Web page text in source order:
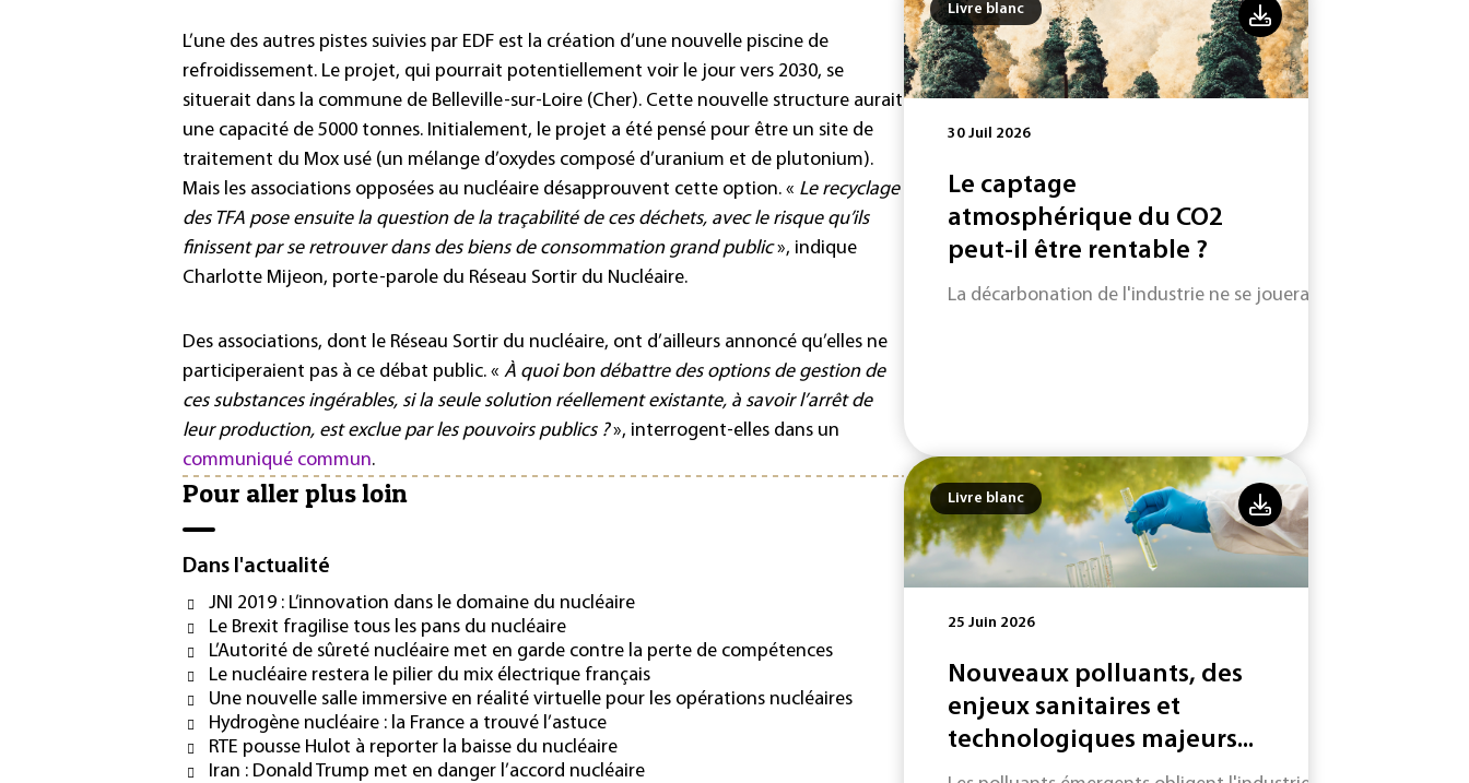
L’une des autres pistes suivies par EDF est la création d’une nouvelle piscine de
refroidissement. Le projet, qui pourrait potentiellement voir le jour vers 2030, se
situerait dans la commune de Belleville-sur-Loire (Cher). Cette nouvelle structure aurait
une capacité de 5000 tonnes. Initialement, le projet a été pensé pour être un site de
traitement du Mox usé (un mélange d’oxydes composé d’uranium et de plutonium).
Mais les associations opposées au nucléaire désapprouvent cette option. « Le recyclage
des TFA pose ensuite la question de la traçabilité de ces déchets, avec le risque qu’ils
finissent par se retrouver dans des biens de consommation grand public», indique
Charlotte Mijeon, porte-parole du Réseau Sortir du Nucléaire.
Des associations, dont le Réseau Sortir du nucléaire, ont d’ailleurs annoncé qu’elles ne
participeraient pas à ce débat public. « À quoi bon débattre des options de gestion de
ces substances ingérables, si la seule solution réellement existante, à savoir l’arrêt de
leur production, est exclue par les pouvoirs publics ?», interrogent-elles dans un
communiqué commun.
Pour aller plus loin
Dans l'actualité
JNI 2019 : L’innovation dans le domaine du nucléaire
Le Brexit fragilise tous les pans du nucléaire
L’Autorité de sûreté nucléaire met en garde contre la perte de compétences
Le nucléaire restera le pilier du mix électrique français
Une nouvelle salle immersive en réalité virtuelle pour les opérations nucléaires
Hydrogène nucléaire : la France a trouvé l’astuce
RTE pousse Hulot à reporter la baisse du nucléaire
Iran : Donald Trump met en danger l’accord nucléaire
Livre blanc
30 Juil 2026
Le captage
atmosphérique du CO2
peut-il être rentable ?
La décarbonation de l'industrie ne se jouera pas uniquement
Livre blanc
25 Juin 2026
Nouveaux polluants, des
enjeux sanitaires et
technologiques majeurs...